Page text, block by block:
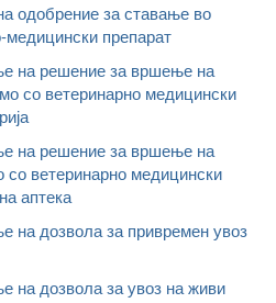
одобрение за ставање во
медицински препарат
на решение за вршење на
со ветеринарно медицински
на решение за вршење на
со ветеринарно медицински
аптека
на дозвола за привремен увоз
на дозвола за увоз на живи